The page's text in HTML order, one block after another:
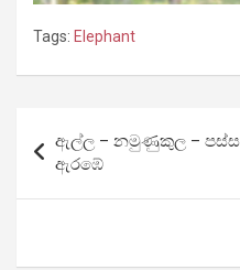
Tags: Elephant
navigation
ඇල්ල – නමුණුකුල –
ඇරඹේ